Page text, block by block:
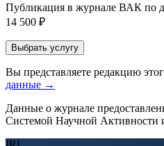
Публикация в журнале ВАК по
14 500 ₽
Выбрать услугу
Вы представляете редакцию
данные →
Данные о журнале
Системой Научной Активности